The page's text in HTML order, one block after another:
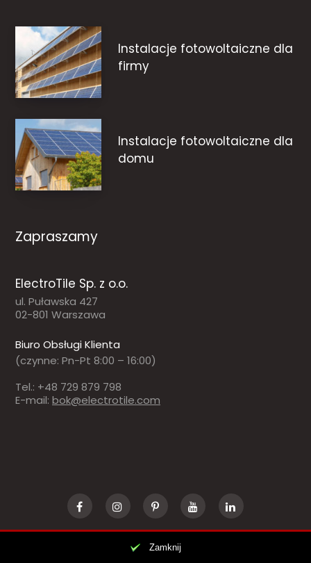
Instalacje fotowoltaiczne dla
firmy
Instalacje fotowoltaiczne dla
domu
Zapraszamy
ElectroTile Sp. z o.o.
ul. Puławska 427
02-801 Warszawa
Biuro Obsługi Klienta
(czynne: Pn-Pt 8:00 – 16:00)
Tel.: +48 729 879 798
E-mail: bok@electrotile.com
ELECTROTILE . NOWOCZESNA FOTOWOLTAIKA
Zamknij